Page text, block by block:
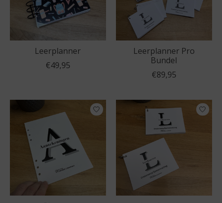
Leerplanner
€49,95
Leerplanner Pro
Bundel
€89,95